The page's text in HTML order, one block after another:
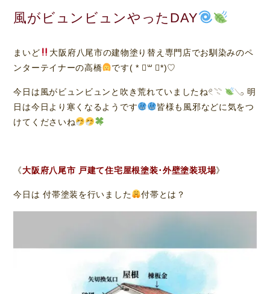
風がビュンビュンやったDAY
まいど
大阪府八尾市の建物塗り替え専門店でお馴染みのペ
ンターテイナーの高橋
です( * ॑꒳ ॑*)♡
今日は風がビュンビュンと吹き荒れていましたね𓏲𓇢
𓂅 明
日は今日より寒くなるようです
皆様も風邪などに気をつ
けてくださいね
《大阪府八尾市 戸建て住宅屋根塗装･外壁塗装現場》
今日は 付帯塗装を行いました 付帯とは？